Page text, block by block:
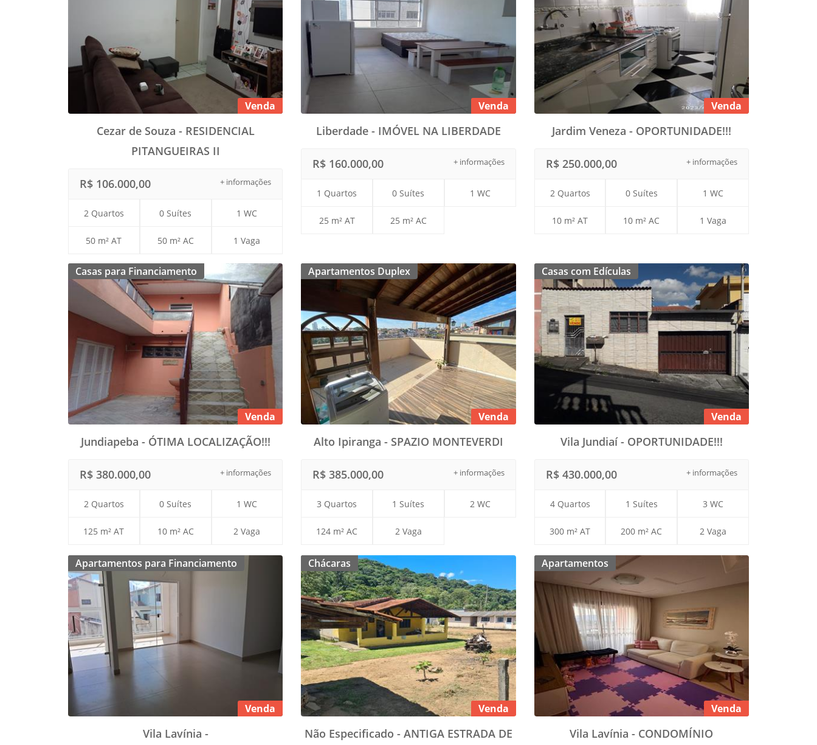
Venda
Cezar de Souza - RESIDENCIAL
PITANGUEIRAS II
+ informações
R$ 106.000,00
2 Quartos 0 Suítes 1 WC
50 m² AT 50 m² AC 1 Vaga
Venda
Liberdade - IMÓVEL NA LIBERDADE
+ informações
R$ 160.000,00
1 Quartos 0 Suítes 1 WC
25 m² AT 25 m² AC
Venda
Jardim Veneza - OPORTUNIDADE!!!
+ informações
R$ 250.000,00
2 Quartos 0 Suítes 1 WC
10 m² AT 10 m² AC 1 Vaga
Casas para Financiamento
Venda
Jundiapeba - ÓTIMA LOCALIZAÇÃO!!!
+ informações
R$ 380.000,00
2 Quartos 0 Suítes 1 WC
125 m² AT 10 m² AC 2 Vaga
Apartamentos Duplex
Venda
Alto Ipiranga - SPAZIO MONTEVERDI
+ informações
R$ 385.000,00
3 Quartos 1 Suítes 2 WC
124 m² AC 2 Vaga
Casas com Edículas
Venda
Vila Jundiaí - OPORTUNIDADE!!!
+ informações
R$ 430.000,00
4 Quartos 1 Suítes 3 WC
300 m² AT 200 m² AC 2 Vaga
Apartamentos para Financiamento
Venda
Vila Lavínia -
Chácaras
Venda
Não Especificado - ANTIGA ESTRADA DE
Apartamentos
Venda
Vila Lavínia - CONDOMÍNIO